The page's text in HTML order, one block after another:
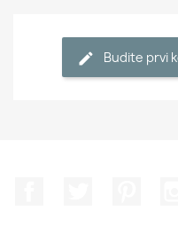
Budite prvi